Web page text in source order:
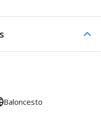
Baloncesto